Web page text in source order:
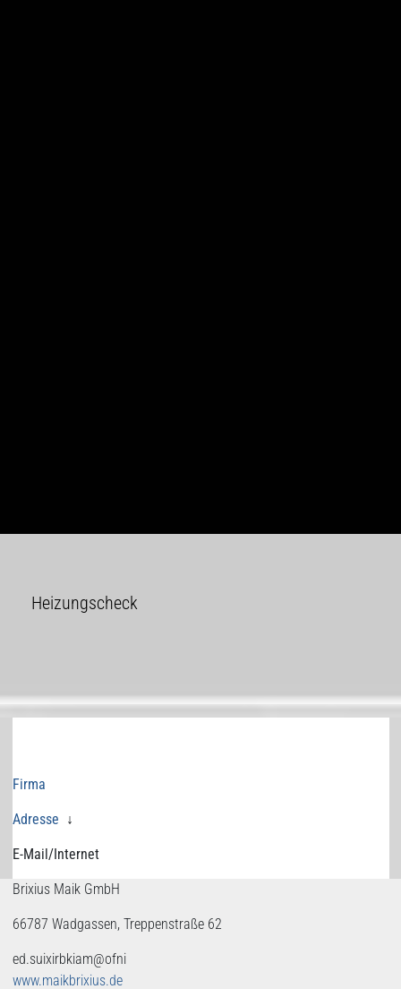
Heizungscheck
Firma
Adresse ↓
E-Mail/Internet
Brixius Maik GmbH
66787 Wadgassen, Treppenstraße 62
ed.suixirbkiam@ofni
www.maikbrixius.de